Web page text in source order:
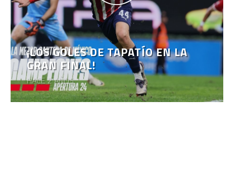
¡LOS GOLES DE TAPATÍO EN LA
GRAN FINAL!
HACE 2 AÑOS